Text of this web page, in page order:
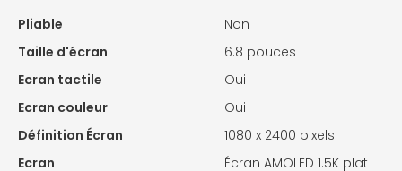
Pliable
Non
Taille d'écran
6.8 pouces
Ecran tactile
Oui
Ecran couleur
Oui
Définition Écran
1080 x 2400 pixels
Ecran
Écran AMOLED 1.5K plat